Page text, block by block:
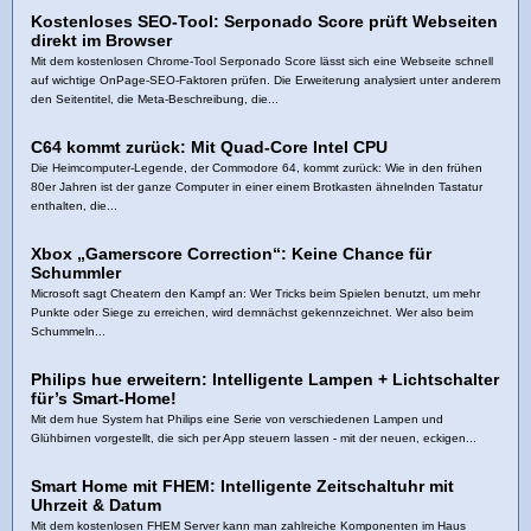
Kostenloses SEO-Tool: Serponado Score prüft Webseiten
direkt im Browser
Mit dem kostenlosen Chrome-Tool Serponado Score lässt sich eine Webseite schnell
auf wichtige OnPage-SEO-Faktoren prüfen. Die Erweiterung analysiert unter anderem
den Seitentitel, die Meta-Beschreibung, die...
C64 kommt zurück: Mit Quad-Core Intel CPU
Die Heimcomputer-Legende, der Commodore 64, kommt zurück: Wie in den frühen
80er Jahren ist der ganze Computer in einer einem Brotkasten ähnelnden Tastatur
enthalten, die...
Xbox „Gamerscore Correction“: Keine Chance für
Schummler
Microsoft sagt Cheatern den Kampf an: Wer Tricks beim Spielen benutzt, um mehr
Punkte oder Siege zu erreichen, wird demnächst gekennzeichnet. Wer also beim
Schummeln...
Philips hue erweitern: Intelligente Lampen + Lichtschalter
für’s Smart-Home!
Mit dem hue System hat Philips eine Serie von verschiedenen Lampen und
Glühbirnen vorgestellt, die sich per App steuern lassen - mit der neuen, eckigen...
Smart Home mit FHEM: Intelligente Zeitschaltuhr mit
Uhrzeit & Datum
Mit dem kostenlosen FHEM Server kann man zahlreiche Komponenten im Haus